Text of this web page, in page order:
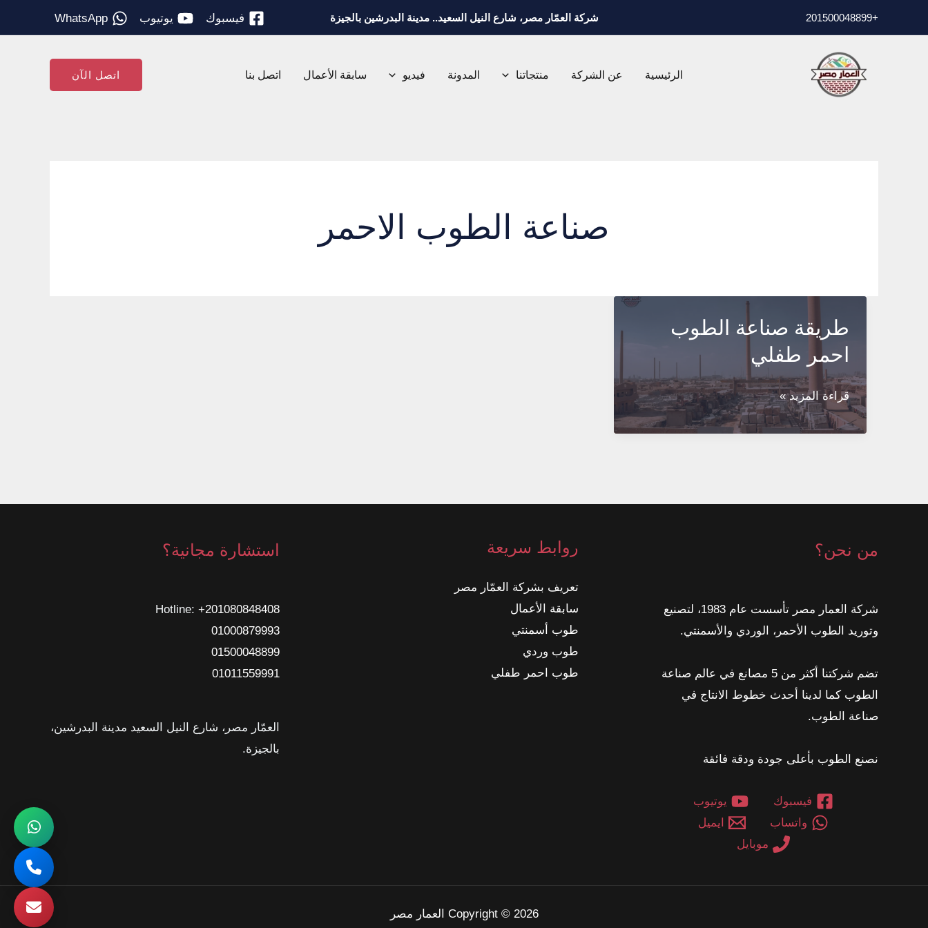
إلى
+2
01500048899 شركة العمّار مصر، شارع النيل السعيد.. مدينة البدرشين بالجيزة فيسبوك يوتيوب WhatsApp
الرئيسية عن الشركة منتجاتنا المدونة فيديو سابقة الأعمال اتصل بنا اتصل الآن
صناعة الطوب الاحمر
طريقة صناعة الطوب
احمر طفلي
طريقة
صناعة
الطوب
قراءة المزيد »
من نحن؟
شركة العمار مصر تأسست عام 1983، لتصنيع
وتوريد الطوب الأحمر، الوردي والأسمنتي.
تضم شركتنا أكثر من 5 مصانع في عالم صناعة
الطوب كما لدينا أحدث خطوط الانتاج في
صناعة الطوب.
نصنع الطوب بأعلى جودة ودقة فائقة
فيسبوك
يوتيوب
واتساب
ايميل
موبايل
روابط سريعة
تعريف بشركة العمّار مصر
سابقة الأعمال
طوب أسمنتي
طوب وردي
طوب احمر طفلي
استشارة مجانية؟
Hotline: ‎ +201080848408
01000879993
01500048899
01011559991
العمّار مصر، شارع النيل السعيد مدينة البدرشين،
بالجيزة.
Copyright © 2026 العمار مصر